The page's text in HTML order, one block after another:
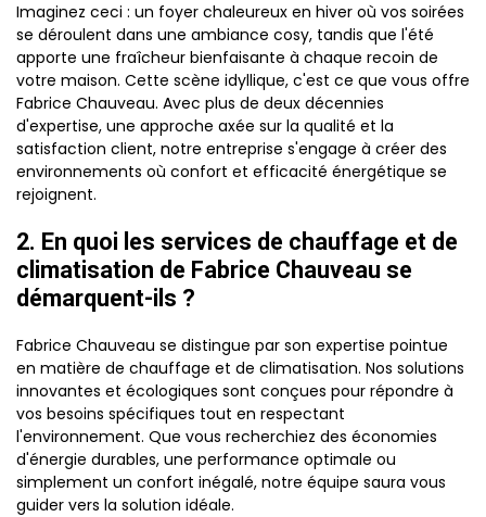
Imaginez ceci : un foyer chaleureux en hiver où vos soirées
se déroulent dans une ambiance cosy, tandis que l'été
apporte une fraîcheur bienfaisante à chaque recoin de
votre maison. Cette scène idyllique, c'est ce que vous offre
Fabrice Chauveau. Avec plus de deux décennies
d'expertise, une approche axée sur la qualité et la
satisfaction client, notre entreprise s'engage à créer des
environnements où confort et efficacité énergétique se
rejoignent.
2. En quoi les services de chauffage et de
climatisation de Fabrice Chauveau se
démarquent-ils ?
Fabrice Chauveau se distingue par son expertise pointue
en matière de chauffage et de climatisation. Nos solutions
innovantes et écologiques sont conçues pour répondre à
vos besoins spécifiques tout en respectant
l'environnement. Que vous recherchiez des économies
d'énergie durables, une performance optimale ou
simplement un confort inégalé, notre équipe saura vous
guider vers la solution idéale.